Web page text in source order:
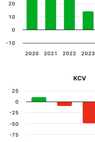
2020 2021 2022 2023
-10
0
10
20
KCV
-75
-50
-25
0
25